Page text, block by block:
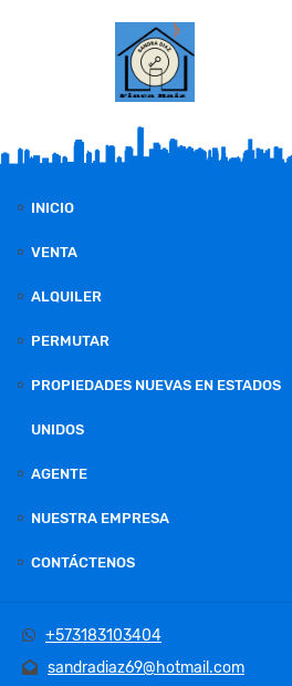
INICIO
VENTA
ALQUILER
PERMUTAR
PROPIEDADES NUEVAS EN ESTADOS
UNIDOS
AGENTE
NUESTRA EMPRESA
CONTÁCTENOS
+573183103404
sandradiaz69@hotmail.com